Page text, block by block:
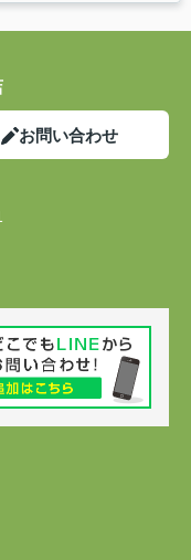
お問い合わせ